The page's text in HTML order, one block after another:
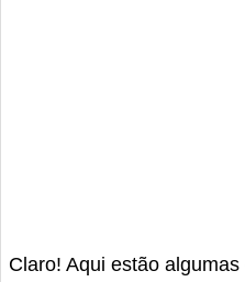
Claro! Aqui estão